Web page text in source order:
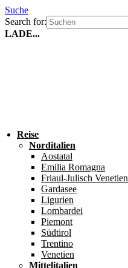
Suche
Search for:
LADE...
Reise
Norditalien
Aostatal
Emilia Romagna
Friaul-Julisch Venetien
Gardasee
Ligurien
Lombardei
Piemont
Südtirol
Trentino
Venetien
Mittelitalien